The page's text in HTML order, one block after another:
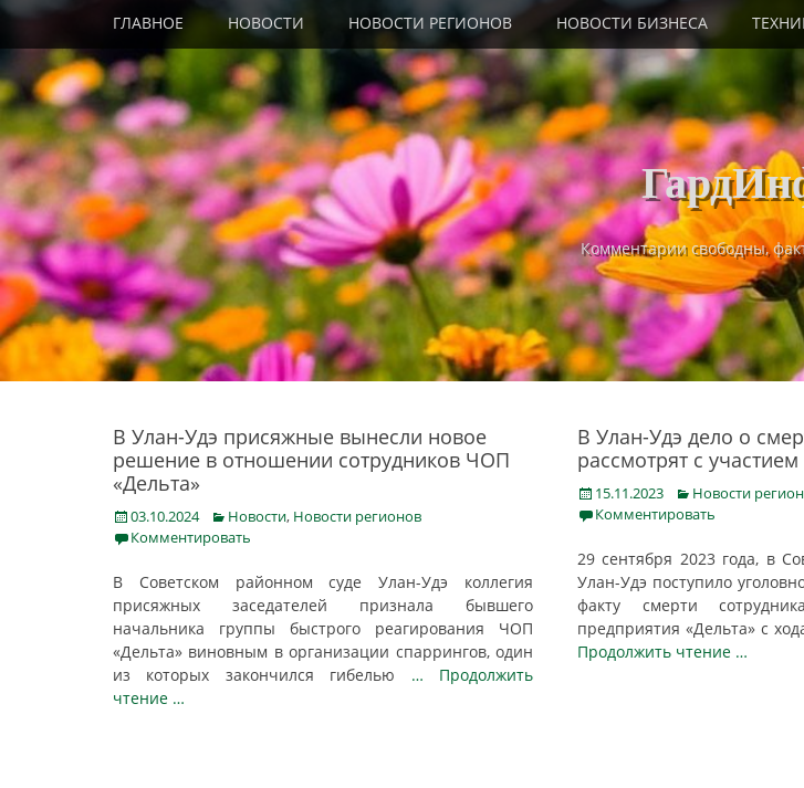
content
Primary Menu
ГЛАВНОЕ НОВОСТИ НОВОСТИ РЕГИОНОВ НОВОСТИ БИЗНЕСА
Комментарии свободны,
В Улан-Удэ присяжные вынесли новое
решение в отношении сотрудников ЧОП
«Дельта»
Posted
on
03.10.2024 Categories
Новости, Новости регионов
Комментировать
В Советском районном суде Улан-Удэ коллегия
присяжных заседателей признала бывшего
начальника группы быстрого реагирования ЧОП
«Дельта» виновным в организации спаррингов, один
из которых закончился гибелью … Продолжить
чтение …
B Улaн-Удэ дeлo o
paccмoтpят c
Posted
on
15.11.2023 Categories
Новости
Комментировать
29 сентября 2023 года, в
Улан-Удэ поступило
факту смерти
предприятия «Дельта» с
Продолжить чтение …